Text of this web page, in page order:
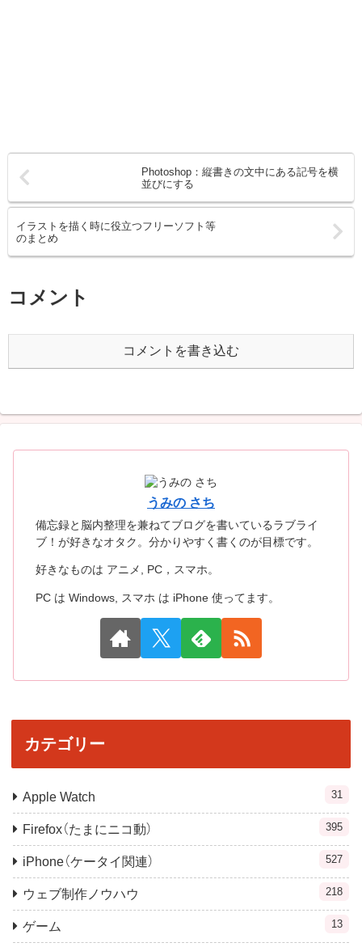
Photoshop：縦書きの文中にある記号を横
並びにする
イラストを描く時に役立つフリーソフト等
のまとめ
コメント
コメントを書き込む
うみの さち
備忘録と脳内整理を兼ねてブログを書いているラブライ
ブ！が好きなオタク。分かりやすく書くのが目標です。
好きなものは アニメ, PC，スマホ。
PC は Windows, スマホ は iPhone 使ってます。
カテゴリー
Apple Watch 31
Firefox（たまにニコ動） 395
iPhone（ケータイ関連） 527
ウェブ制作ノウハウ 218
ゲーム 13